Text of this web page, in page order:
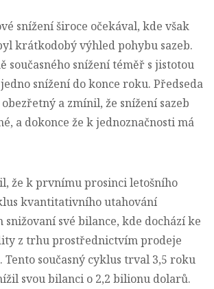
snížení široce očekával, kde však
krátkodobý výhled pohybu sazeb.
současného snížení téměř s jistotou
snížení do konce roku. Předseda
a zmínil, že snížení sazeb
a dokonce že k jednoznačnosti má
že k prvnímu prosinci letošního
kvantitativního utahování
své bilance, kde dochází ke
z trhu prostřednictvím prodeje
Tento současný cyklus trval 3,5 roku
svou bilanci o 2,2 bilionu dolarů.